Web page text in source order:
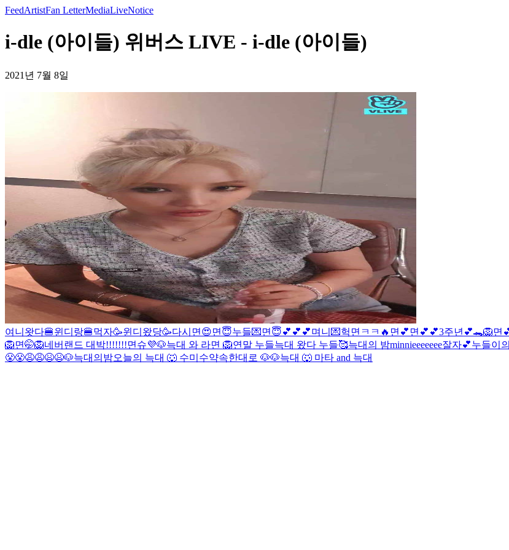
FeedArtistFan LetterMediaLiveNotice
i-dle (아이들) 위버스 LIVE - i-dle (아이들)
2021년 7월 8일
여니왓다🍔윈디랑🍔먹자🥳윈디왔당🥳다시면😍면😇누들💌 면😇💕💕💕며니💌헉 면ㅋㅋ🔥 면💕 면💕💕3주년💕🐊🦁면
🦁면🤭🦁네버랜드 대박!!!!!!!면슈💜🐶늑대 와 라면 🦁연말 누들늑대 왔다 누들🥰늑대의 밤minnieeeeeee잘자💕누들이
😤😤😩😩😫😫🐶늑대의밤오늘의 늑대 🐺 수미수약속한대로 🐶🐶늑대 🐺 마타 and 늑대